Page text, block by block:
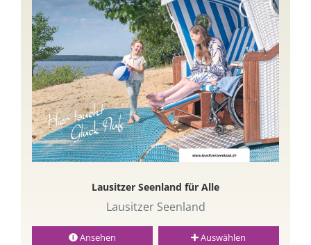
Lausitzer Seenland für Alle
Lausitzer Seenland
Ansehen Auswählen